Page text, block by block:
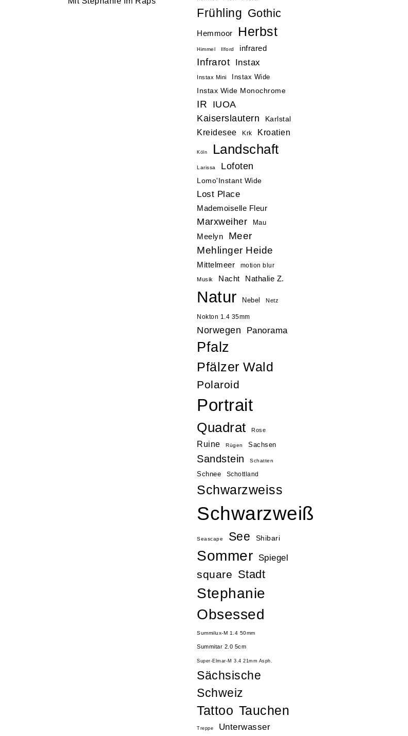
Frühling Gothic
Hemmoor Herbst
Himmel Ilford infrared
Infrarot Instax
Instax Mini
Instax Wide
Instax Wide Monochrome
IR
IUOA
Kaiserslautern
Karlstal
Kreidesee Krk Kroatien
Köln Landschaft
Larissa Lofoten
Lomo'Instant Wide
Lost Place
Mademoiselle Fleur
Marxweiher Mau
Meelyn
Meer
Mehlinger Heide
Mittelmeer motion blur
Musik Nacht Nathalie Z.
Natur Nebel Netz
Nokton 1.4 35mm
Norwegen Panorama
Pfalz
Pfälzer Wald
Polaroid
Portrait
Quadrat Rose
Ruine Rügen Sachsen
Sandstein Schatten
Schnee Schottland
Schwarzweiss
Schwarzweiß
Seascape See Shibari
Sommer Spiegel
square Stadt
Stephanie
Obsessed
Summilux-M 1.4 50mm
Summitar 2.0 5cm
Super-Elmar-M 3.4 21mm Asph.
Sächsische
Schweiz
Tattoo Tauchen
Treppe Unterwasser